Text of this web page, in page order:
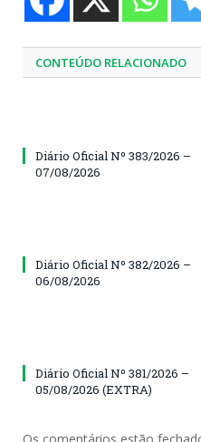
CONTEÚDO RELACIONADO
Diário Oficial Nº 383/2026 –
07/08/2026
Diário Oficial Nº 382/2026 –
06/08/2026
Diário Oficial Nº 381/2026 –
05/08/2026 (EXTRA)